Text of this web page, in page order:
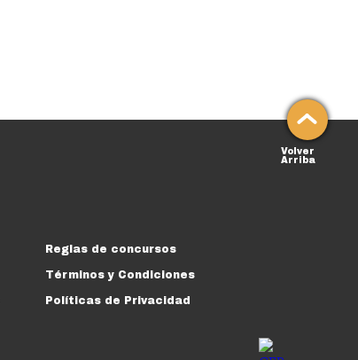
Volver
Arriba
Reglas de concursos
Términos y Condiciones
Políticas de Privacidad